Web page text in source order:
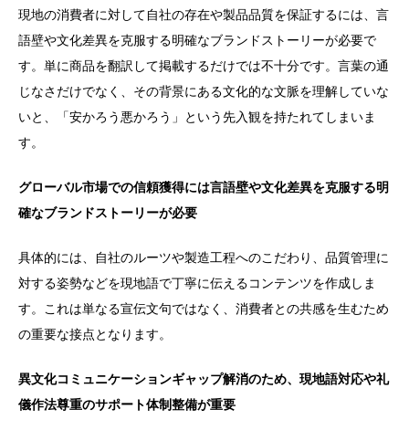
現地の消費者に対して自社の存在や製品品質を保証するには、言
語壁や文化差異を克服する明確なブランドストーリーが必要で
す。単に商品を翻訳して掲載するだけでは不十分です。言葉の通
じなさだけでなく、その背景にある文化的な文脈を理解していな
いと、「安かろう悪かろう」という先入観を持たれてしまいま
す。
グローバル市場での信頼獲得には言語壁や文化差異を克服する明
確なブランドストーリーが必要
具体的には、自社のルーツや製造工程へのこだわり、品質管理に
対する姿勢などを現地語で丁寧に伝えるコンテンツを作成しま
す。これは単なる宣伝文句ではなく、消費者との共感を生むため
の重要な接点となります。
異文化コミュニケーションギャップ解消のため、現地語対応や礼
儀作法尊重のサポート体制整備が重要